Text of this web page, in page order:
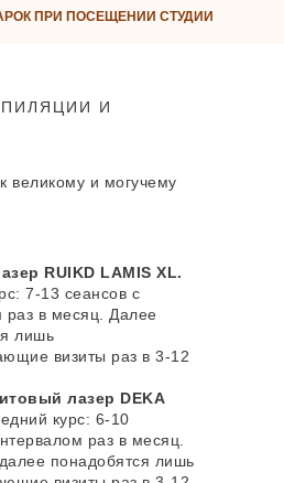
ПРИ ПОСЕЩЕНИИ СТУДИИ
И
великому и могучему
RUIKD LAMIS XL.
7-13 сеансов с
раз в месяц. Далее
лишь
визиты раз в 3-12
лазер DEKA
курс: 6-10
раз в месяц.
понадобятся лишь
каждой